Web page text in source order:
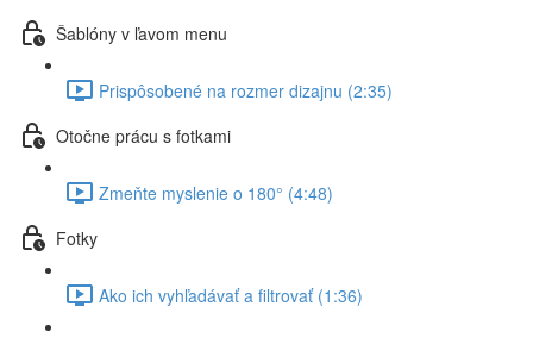
Šablóny v ľavom menu
Prispôsobené na rozmer dizajnu (2:35)
Otočne prácu s fotkami
Zmeňte myslenie o 180° (4:48)
Fotky
Ako ich vyhľadávať a filtrovať (1:36)